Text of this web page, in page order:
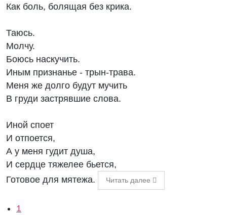
Как боль, болящая без крика.
Таюсь.
Молчу.
Боюсь наскучить.
Иным признанье - трын-трава.
Меня же долго будут мучить
В груди застрявшие слова.
Иной споет
И отпоется,
А у меня гудит душа,
И сердце тяжелее бьется,
Готовое для мятежа.
Читать далее
Нумерация страниц
Текущая страница
1